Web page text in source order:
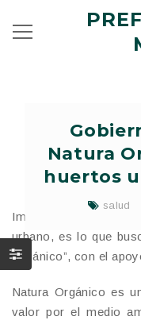
Natura
huertos
salud
Impulsar la
urbano, es lo que
Orgánico”, con el
Natura Orgánico es
valor por el medio